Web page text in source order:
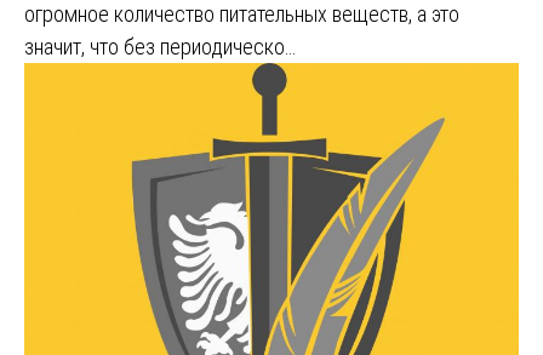
огромное количество питательных веществ, а это
значит, что без периодическо…